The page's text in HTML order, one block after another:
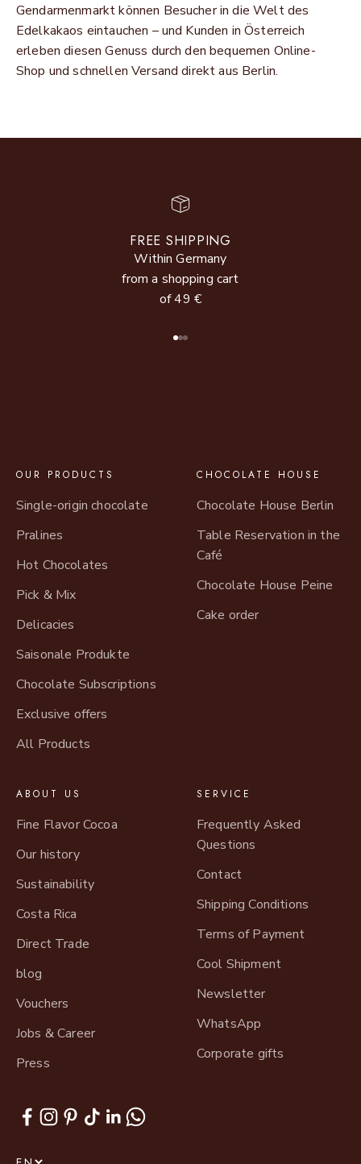
Gendarmenmarkt können Besucher in die Welt des
Edelkakaos eintauchen – und Kunden in Österreich
erleben diesen Genuss durch den bequemen Online-
Shop und schnellen Versand direkt aus Berlin.
FREE SHIPPING
Within Germany
from a shopping cart
of 49 €
Go to item 1
Go to item 2
Go to item 3
OUR PRODUCTS
Single-origin chocolate
Pralines
Hot Chocolates
Pick & Mix
Delicacies
Saisonale Produkte
Chocolate Subscriptions
Exclusive offers
All Products
CHOCOLATE HOUSE
Chocolate House Berlin
Table Reservation in the
Café
Chocolate House Peine
Cake order
ABOUT US
Fine Flavor Cocoa
Our history
Sustainability
Costa Rica
Direct Trade
blog
Vouchers
Jobs & Career
Press
SERVICE
Frequently Asked
Questions
Contact
Shipping Conditions
Terms of Payment
Cool Shipment
Newsletter
WhatsApp
Corporate gifts